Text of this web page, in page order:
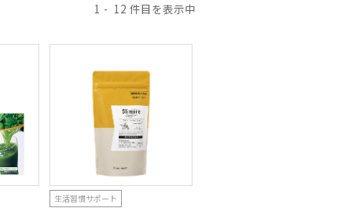
1 12
生活習慣サポート